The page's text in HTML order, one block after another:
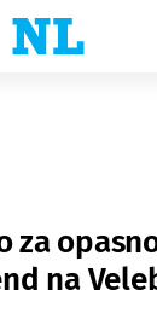
za
na